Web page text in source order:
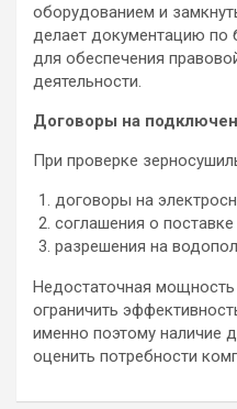
оборудованием и
делает документацию по
для обеспечения
деятельности.
Договоры на
При проверке
договоры на
соглашения о поставке
разрешения на
Недостаточная
ограничить
именно поэтому наличие
оценить потребности